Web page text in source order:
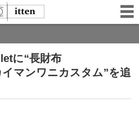
に“長財布
マンワニカスタム”を追